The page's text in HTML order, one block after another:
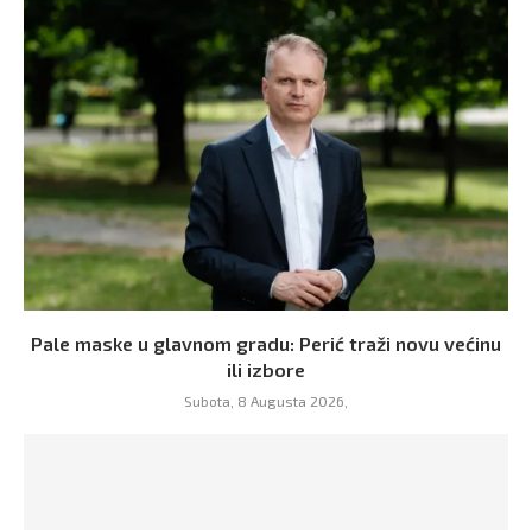
Pale maske u glavnom gradu: Perić traži novu većinu
ili izbore
Subota, 8 Augusta 2026,